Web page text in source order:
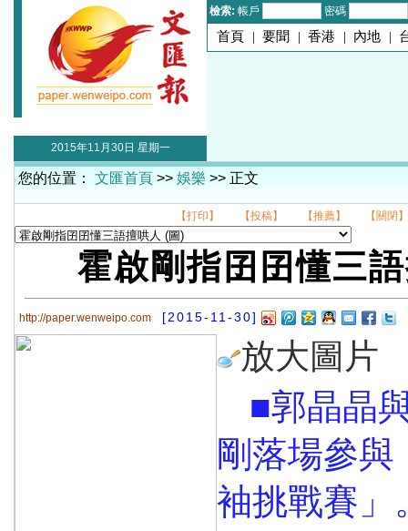
檢索: 帳戶 密碼
首頁 | 要聞 | 香港 | 內地 |
2015年11月30日 星期一
您的位置： 文匯首頁 >> 娛樂 >> 正文
【打印】 【投稿】 【推薦】 【關閉】
霍啟剛指囝囝懂三
http://paper.wenweipo.com [2015-11-30]
放大圖片
■郭晶晶
剛落場參
袖挑戰賽」